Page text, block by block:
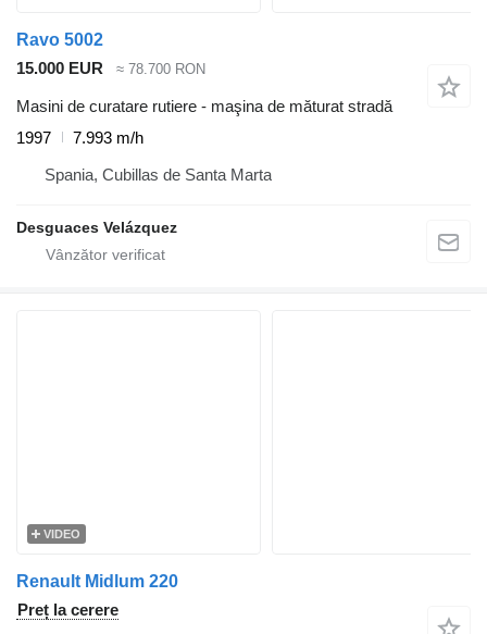
Ravo 5002
15.000 EUR
≈ 78.700 RON
Masini de curatare rutiere - maşina de măturat stradă
1997
7.993 m/h
Spania, Cubillas de Santa Marta
Desguaces Velázquez
VIDEO
Renault Midlum 220
Preț la cerere